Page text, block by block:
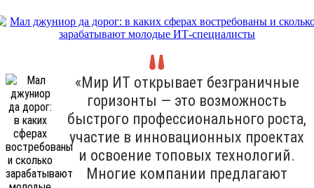
«Мир ИТ открывает безграничные
горизонты — это возможность
быстрого профессионального роста,
участие в инновационных проектах
и освоение топовых технологий.
Многие компании предлагают